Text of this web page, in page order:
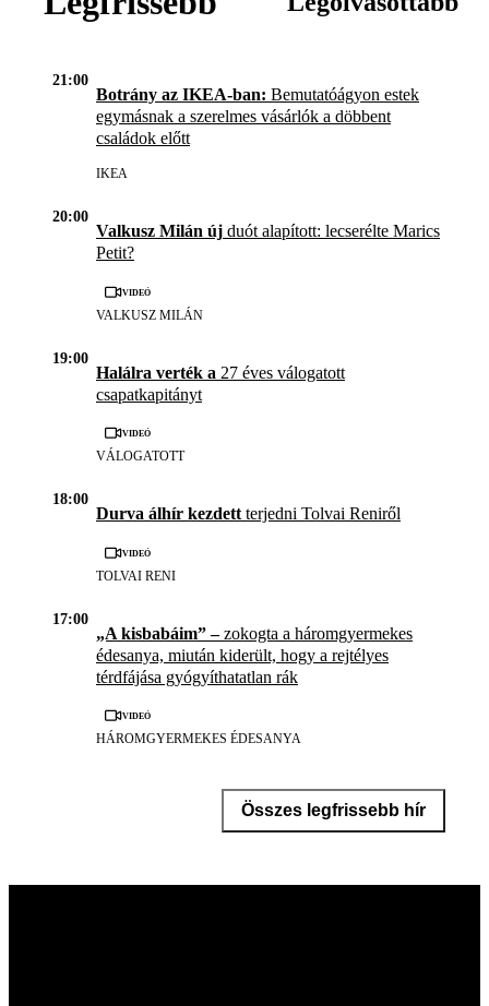
21:00
Botrány az IKEA-ban: Bemutatóágyon estek
egymásnak a szerelmes vásárlók a döbbent
családok előtt
IKEA
20:00
Valkusz Milán új duót alapított: lecserélte Marics
Petit?
Videó
VALKUSZ MILÁN
19:00
Halálra verték a 27 éves válogatott
csapatkapitányt
Videó
VÁLOGATOTT
18:00
Durva álhír kezdettterjedni Tolvai Reniről
Videó
TOLVAI RENI
17:00
„A kisbabáim” –zokogta a háromgyermekes
édesanya, miután kiderült, hogy a rejtélyes
térdfájása gyógyíthatatlan rák
Videó
HÁROMGYERMEKES ÉDESANYA
Összes legfrissebb hír